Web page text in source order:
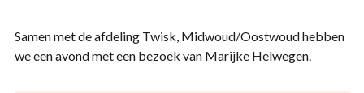
Samen met de afdeling Twisk, Midwoud/Oostwoud hebben
we een avond met een bezoek van Marijke Helwegen.